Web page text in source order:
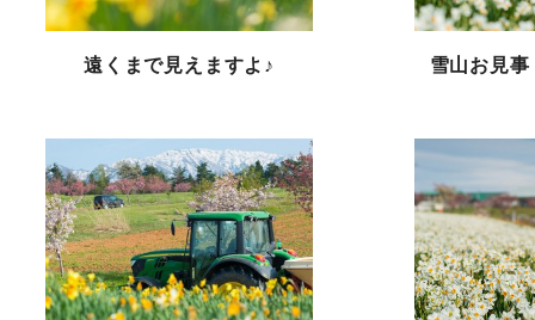
遠くまで見えますよ♪ 雪山お見事